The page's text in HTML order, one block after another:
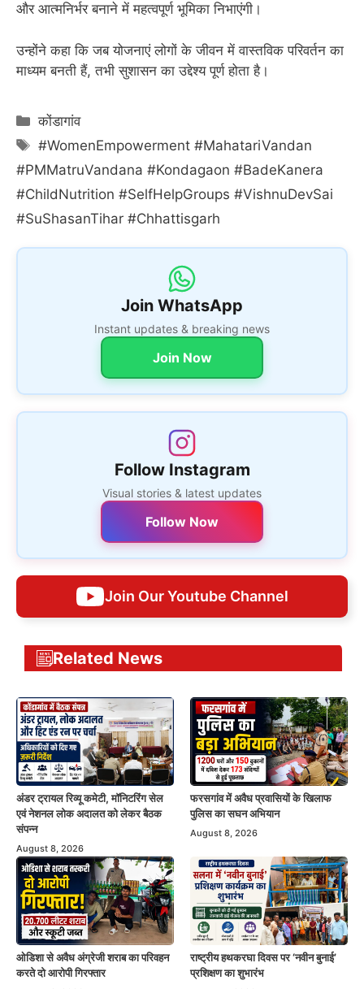
और आत्मनिर्भर बनाने में महत्वपूर्ण भूमिका निभाएंगी।
उन्होंने कहा कि जब योजनाएं लोगों के जीवन में वास्तविक परिवर्तन का
माध्यम बनती हैं, तभी सुशासन का उद्देश्य पूर्ण होता है।
Categories
कोंडागांव
Tags
#WomenEmpowerment #MahatariVandan
#PMMatruVandana #Kondagaon #BadeKanera
#ChildNutrition #SelfHelpGroups #VishnuDevSai
#SuShasanTihar #Chhattisgarh
Join WhatsApp
Instant updates & breaking news
Join Now
Follow Instagram
Visual stories & latest updates
Follow Now
Join Our Youtube Channel
Related News
अंडर ट्रायल रिव्यू कमेटी, मॉनिटरिंग सेल
एवं नेशनल लोक अदालत को लेकर बैठक
संपन्न
August 8, 2026
फरसगांव में अवैध प्रवासियों के खिलाफ
पुलिस का सघन अभियान
August 8, 2026
ओडिशा से अवैध अंग्रेजी शराब का परिवहन
करते दो आरोपी गिरफ्तार
राष्ट्रीय हथकरघा दिवस पर ‘नवीन बुनाई’
प्रशिक्षण का शुभारंभ